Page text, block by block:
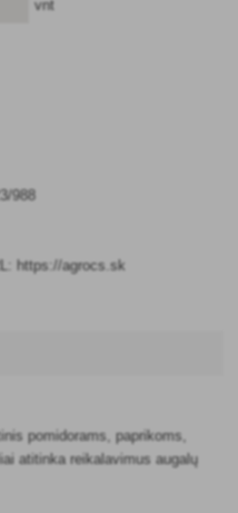
vnt
988
https://agrocs.sk
pomidorams, paprikoms,
atitinka reikalavimus augalų